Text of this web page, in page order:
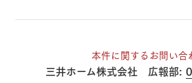
本件に関するお問い合
三井ホーム株式会社 広報部: